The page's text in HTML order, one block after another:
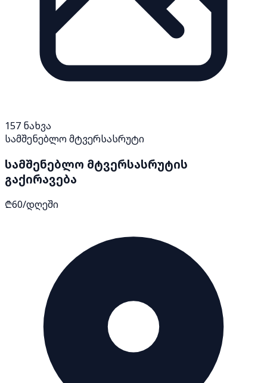
157 ნახვა
სამშენებლო მტვერსასრუტი
სამშენებლო მტვერსასრუტის
გაქირავება
₾60/დღეში